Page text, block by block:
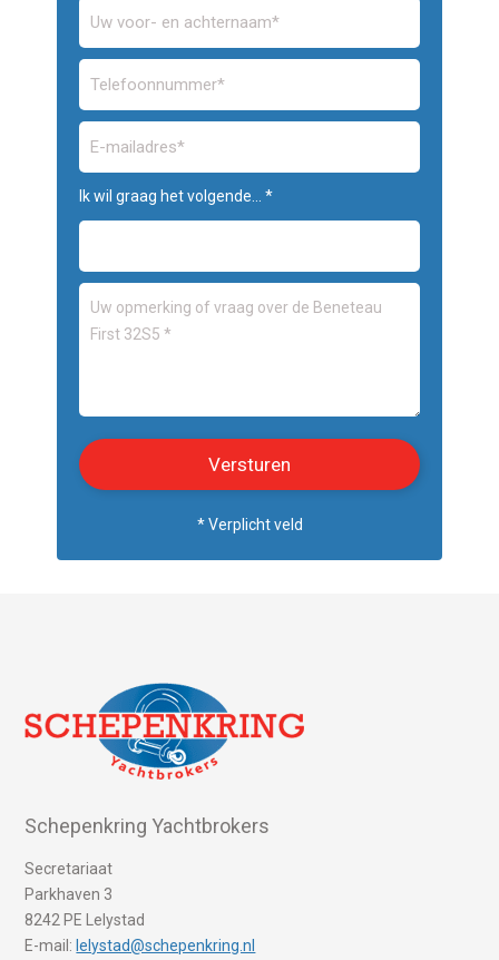
Ik wil graag het volgende... *
* Verplicht veld
Schepenkring Yachtbrokers
Secretariaat
Parkhaven 3
8242 PE Lelystad
E-mail: lelystad@schepenkring.nl